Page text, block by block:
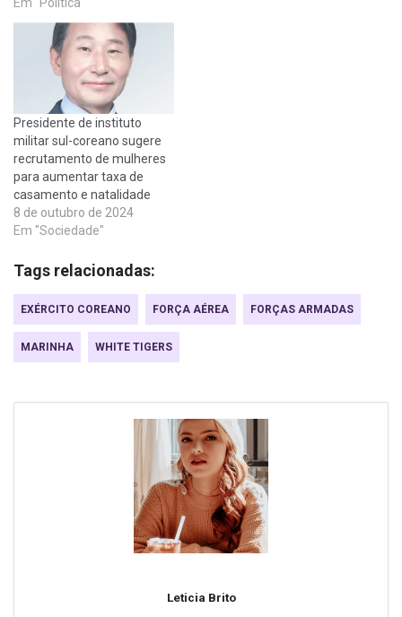
Presidente de instituto
militar sul-coreano sugere
recrutamento de mulheres
para aumentar taxa de
casamento e natalidade
8 de outubro de 2024
Em "Sociedade"
Tags relacionadas:
EXÉRCITO COREANO FORÇA AÉREA FORÇAS ARMADAS
MARINHA WHITE TIGERS
Leticia Brito